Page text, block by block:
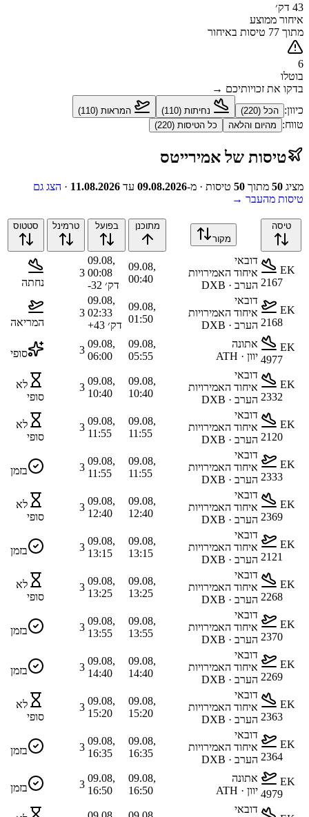
43 דק׳
איחור ממוצע
מתוך 77 טיסות באיחור
6
בוטלו
בדקו את זכויותיכם →
כיוון: הכל (220
) נחיתות (110
) המראות (110
)
טווח: מהיום והלאה כל הטיסות (220
)
טיסות שלאמירייטס
מציג 50 מתוך 50 טיסות · מ-09.08.2026 עד 11.08.2026
· הצג גם
טיסות מהעבר →
טיסה
מקור
מתוכנן בפועל טרמינל סטטוס
EK
2167
דובאי
איחוד האמירויות
הערב · DXB
09.08,
00:40
09.08,
00:08
-32 דק׳
3
נחתה
EK
2168
דובאי
איחוד האמירויות
הערב · DXB
09.08,
01:50
09.08,
02:33
+43 דק׳
3
המריאה
EK
4977
אתונה
יוון · ATH
09.08,
05:55
09.08,
06:00
3 סופי
EK
2332
דובאי
איחוד האמירויות
הערב · DXB
09.08,
10:40
09.08,
10:40
3
לא
סופי
EK
2120
דובאי
איחוד האמירויות
הערב · DXB
09.08,
11:55
09.08,
11:55
3
לא
סופי
EK
2333
דובאי
איחוד האמירויות
הערב · DXB
09.08,
11:55
09.08,
11:55
3 בזמן
EK
2369
דובאי
איחוד האמירויות
הערב · DXB
09.08,
12:40
09.08,
12:40
3
לא
סופי
EK
2121
דובאי
איחוד האמירויות
הערב · DXB
09.08,
13:15
09.08,
13:15
3 בזמן
EK
2268
דובאי
איחוד האמירויות
הערב · DXB
09.08,
13:25
09.08,
13:25
3
לא
סופי
EK
2370
דובאי
איחוד האמירויות
הערב · DXB
09.08,
13:55
09.08,
13:55
3 בזמן
EK
2269
דובאי
איחוד האמירויות
הערב · DXB
09.08,
14:40
09.08,
14:40
3 בזמן
EK
2363
דובאי
איחוד האמירויות
הערב · DXB
09.08,
15:20
09.08,
15:20
3
לא
סופי
EK
2364
דובאי
איחוד האמירויות
הערב · DXB
09.08,
16:35
09.08,
16:35
3 בזמן
EK
4979
אתונה
יוון · ATH
09.08,
16:50
09.08,
16:50
3 בזמן
דובאי